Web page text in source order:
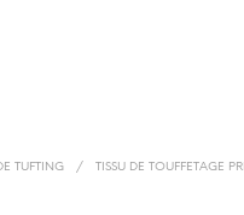
TUFTING / TISSU DE TOUFFETAGE